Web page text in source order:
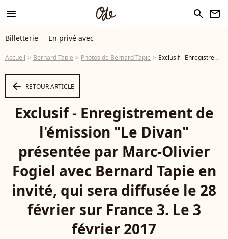
menu search newsletter
Billetterie En privé avec
Accueil Bernard Tapie Photos de Bernard Tapie Exclusif - Enregistrement de l'émission "Le Divan" présentée par Marc-Olivier Fogiel avec Bernard Tapie en invité, qui sera diffusée le 28 février sur France 3. Le 3 février 2017 © Dominique Jacovides / Bestimage - Photo
arrow_left RETOUR ARTICLE
Exclusif - Enregistrement de
l'émission "Le Divan"
présentée par Marc-Olivier
Fogiel avec Bernard Tapie en
invité, qui sera diffusée le 28
février sur France 3. Le 3
février 2017